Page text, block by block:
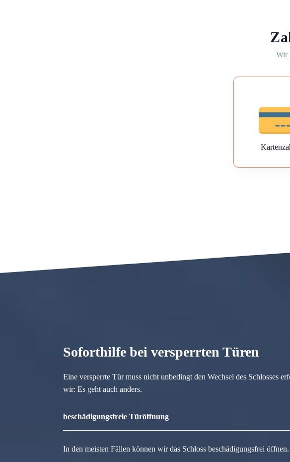
Wir
Soforthilfe bei versperrten Türen
Eine versperrte Tür muss nicht unbedingt den Wechsel des Schlosses
wir: Es geht auch anders.
beschädigungsfreie Türöffnung
In den meisten Fällen können wir das Schloss beschädigungsfrei öffnen.